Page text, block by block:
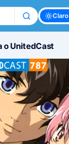
Claro
o UnitedCast